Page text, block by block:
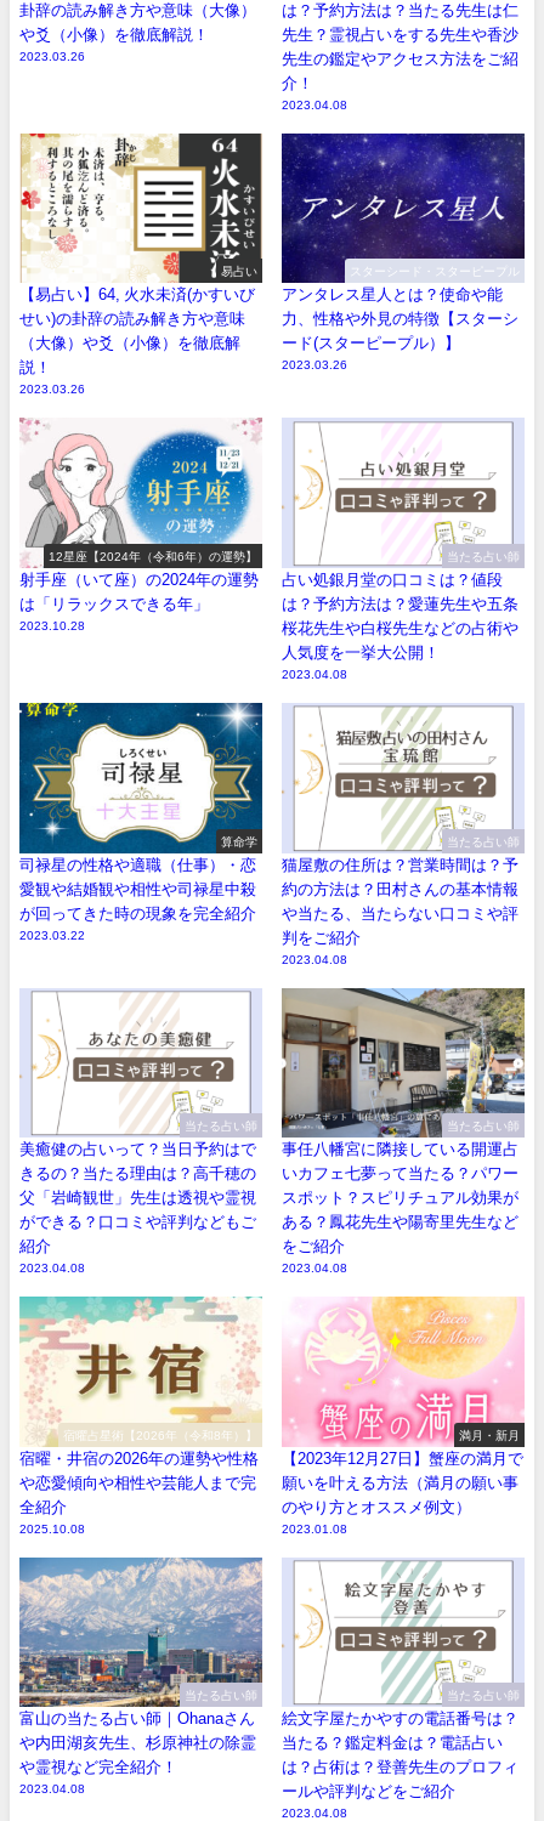
卦辞の読み解き方や意味（大像）
や爻（小像）を徹底解説！
2023.03.26
は？予約方法は？当たる先生は仁
先生？霊視占いをする先生や香沙
先生の鑑定やアクセス方法をご紹
介！
2023.04.08
易占い
【易占い】64, 火水未済(かすいび
せい)の卦辞の読み解き方や意味
（大像）や爻（小像）を徹底解
説！
2023.03.26
スターシード・スターピープル
アンタレス星人とは？使命や能
力、性格や外見の特徴【スターシ
ード(スターピープル）】
2023.03.26
12星座【2024年（令和6年）の運勢】
射手座（いて座）の2024年の運勢
は「リラックスできる年」
2023.10.28
当たる占い師
占い処銀月堂の口コミは？値段
は？予約方法は？愛蓮先生や五条
桜花先生や白桜先生などの占術や
人気度を一挙大公開！
2023.04.08
算命学
司禄星の性格や適職（仕事）・恋
愛観や結婚観や相性や司禄星中殺
が回ってきた時の現象を完全紹介
2023.03.22
当たる占い師
猫屋敷の住所は？営業時間は？予
約の方法は？田村さんの基本情報
や当たる、当たらない口コミや評
判をご紹介
2023.04.08
当たる占い師
美癒健の占いって？当日予約はで
きるの？当たる理由は？高千穂の
父「岩崎観世」先生は透視や霊視
ができる？口コミや評判などもご
紹介
2023.04.08
当たる占い師
事任八幡宮に隣接している開運占
いカフェ七夢って当たる？パワー
スポット？スピリチュアル効果が
ある？鳳花先生や陽寄里先生など
をご紹介
2023.04.08
宿曜占星術【2026年（令和8年）】
宿曜・井宿の2026年の運勢や性格
や恋愛傾向や相性や芸能人まで完
全紹介
2025.10.08
満月・新月
【2023年12月27日】蟹座の満月で
願いを叶える方法（満月の願い事
のやり方とオススメ例文）
2023.01.08
当たる占い師
富山の当たる占い師｜Ohanaさん
や内田湖亥先生、杉原神社の除霊
や霊視など完全紹介！
2023.04.08
当たる占い師
絵文字屋たかやすの電話番号は？
当たる？鑑定料金は？電話占い
は？占術は？登善先生のプロフィ
ールや評判などをご紹介
2023.04.08